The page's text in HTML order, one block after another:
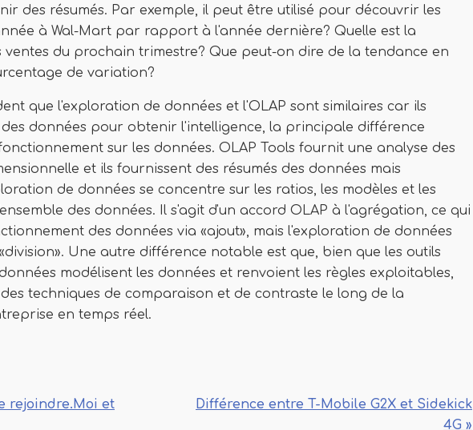
des résumés. Par exemple, il peut être utilisé pour découvrir les
à Wal-Mart par rapport à l'année dernière? Quelle est la
ventes du prochain trimestre? Que peut-on dire de la tendance en
de variation?
que l'exploration de données et l'OLAP sont similaires car ils
données pour obtenir l'intelligence, la principale différence
sur les données. OLAP Tools fournit une analyse des
et ils fournissent des résumés des données mais
de données se concentre sur les ratios, les modèles et les
des données. Il s'agit d'un accord OLAP à l'agrégation, ce qui
des données via «ajout», mais l'exploration de données
Une autre différence notable est que, bien que les outils
modélisent les données et renvoient les règles exploitables,
techniques de comparaison et de contraste le long de la
en temps réel.
rejoindre.Moi et
Différence entre T-Mobile G2X et Sidekick
4G »